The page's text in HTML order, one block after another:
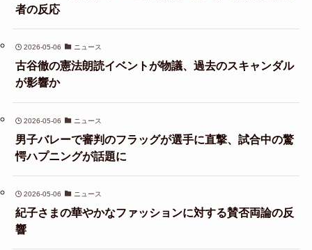
者の反応
2026-05-06 ニュース
古谷徹の憲法朗読イベントが物議、過去のスキャンダル
が影響か
2026-05-06 ニュース
男子バレーで審判のフラッグが選手に直撃、試合中の驚
愕ハプニングが話題に
2026-05-06 ニュース
紀子さまの華やかなファッションに対する賛否両論の反
響